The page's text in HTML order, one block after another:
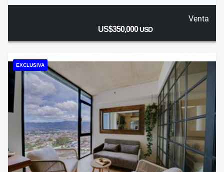
Venta
US$350,000USD
EXCLUSIVA